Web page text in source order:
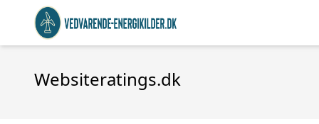
Websiteratings.dk